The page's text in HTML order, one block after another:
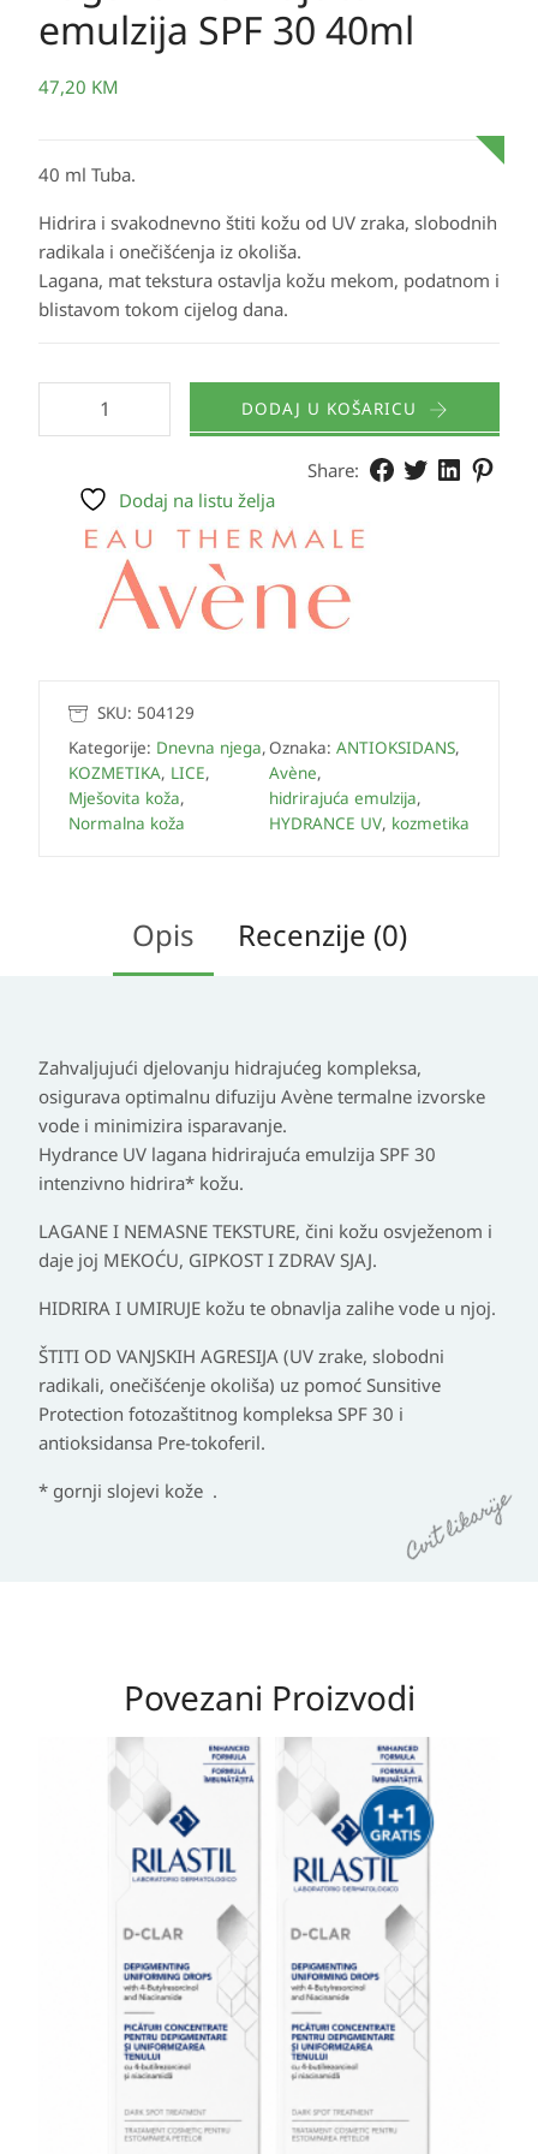
emulzija SPF 30 40ml
47,20 KM
40 ml Tuba.
Hidrira i svakodnevno štiti kožu od UV zraka, slobodnih
radikala i onečišćenja iz okoliša.
Lagana, mat tekstura ostavlja kožu mekom, podatnom i
blistavom tokom cijelog dana.
DODAJ U KOŠARICU
Share:
Dodaj na listu želja
SKU: 504129
Kategorije: Dnevna njega,
KOZMETIKA, LICE,
Mješovita koža,
Normalna koža
Oznaka: ANTIOKSIDANS,
Avène,
hidrirajuća emulzija,
HYDRANCE UV, kozmetika
Opis Recenzije (0)
Zahvaljujući djelovanju hidrajućeg kompleksa,
osigurava optimalnu difuziju Avène termalne izvorske
vode i minimizira isparavanje.
Hydrance UV lagana hidrirajuća emulzija SPF 30
intenzivno hidrira* kožu.
LAGANE I NEMASNE TEKSTURE, čini kožu osvježenom i
daje joj MEKOĆU, GIPKOST I ZDRAV SJAJ.
HIDRIRA I UMIRUJE kožu te obnavlja zalihe vode u njoj.
ŠTITI OD VANJSKIH AGRESIJA (UV zrake, slobodni
radikali, onečišćenje okoliša) uz pomoć Sunsitive
Protection fotozaštitnog kompleksa SPF 30 i
antioksidansa Pre-tokoferil.
* gornji slojevi kože .
Povezani Proizvodi